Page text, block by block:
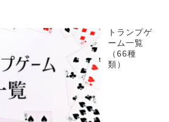
トランプゲ
ーム一覧
（66種
類）